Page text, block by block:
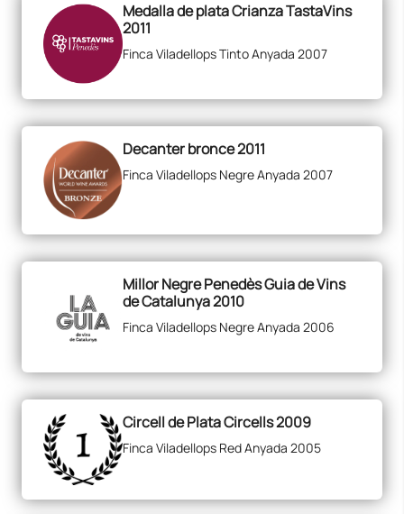
Medalla de plata Crianza TastaVins
2011
Finca Viladellops Tinto Anyada 2007
Decanter bronce 2011
Finca Viladellops Negre Anyada 2007
Millor Negre Penedès Guia de Vins
de Catalunya 2010
Finca Viladellops Negre Anyada 2006
Circell de Plata Circells 2009
Finca Viladellops Red Anyada 2005